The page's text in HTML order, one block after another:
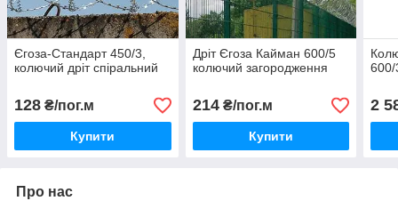
Єгоза-Стандарт 450/3,
колючий дріт спіральний
128 ₴/пог.м
Купити
Дріт Єгоза Кайман 600/5
колючий загородження
214₴/пог.м
Купити
2
Про нас